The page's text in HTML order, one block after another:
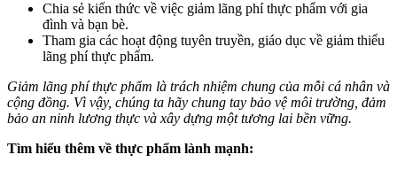
Chia sẻ kiến ​​thức về việc giảm lãng phí thực phẩm với gia
đình và bạn bè.
Tham gia các hoạt động tuyên truyền, giáo dục về giảm thiểu
lãng phí thực phẩm.
Giảm lãng phí thực phẩm là trách nhiệm chung của mỗi cá nhân và
cộng đồng. Vì vậy, chúng ta hãy chung tay bảo vệ môi trường, đảm
bảo an ninh lương thực và xây dựng một tương lai bền vững.
Tìm hiểu thêm về thực phẩm lành mạnh: